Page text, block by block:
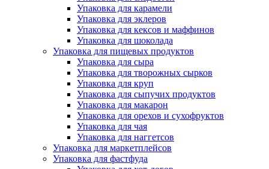
Упаковка для карамели
Упаковка для эклеров
Упаковка для кексов и маффинов
Упаковка для шоколада
Упаковка для пищевых продуктов
Упаковка для сыра
Упаковка для творожных сырков
Упаковка для круп
Упаковка для сыпучих продуктов
Упаковка для макарон
Упаковка для орехов и сухофруктов
Упаковка для чая
Упаковка для наггетсов
Упаковка для маркетплейсов
Упаковка для фастфуда